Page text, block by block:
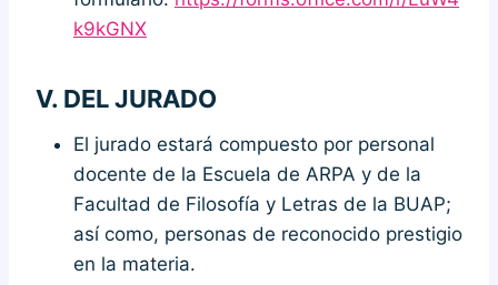
k9kGNX
V. DEL JURADO
El jurado estará compuesto por personal
docente de la Escuela de ARPA y de la
Facultad de Filosofía y Letras de la BUAP;
así como, personas de reconocido prestigio
en la materia.